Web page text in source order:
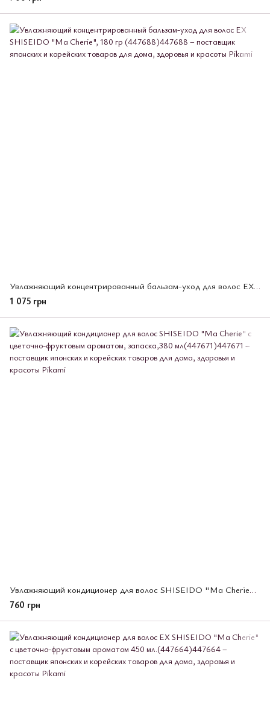
Увлажняющий концентрированный бальзам-уход для волос EX SHISEIDO "Ma Cherie", 180 гр (447688)
1 075 грн
Увлажняющий кондиционер для волос SHISEIDO "Ma Cherie" с цветочно-фруктовым ароматом, запаска,380 мл(447671)
760 грн